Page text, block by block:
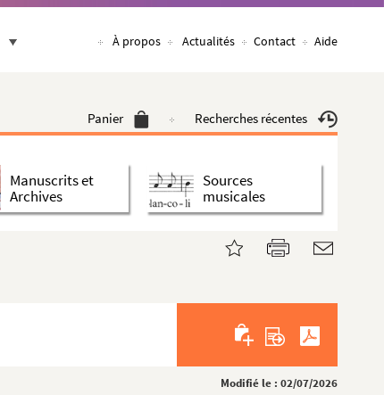
À propos Actualités Contact Aide
Panier Recherches récentes
Manuscrits et
Archives
Sources
musicales
Modifié le : 02/07/2026